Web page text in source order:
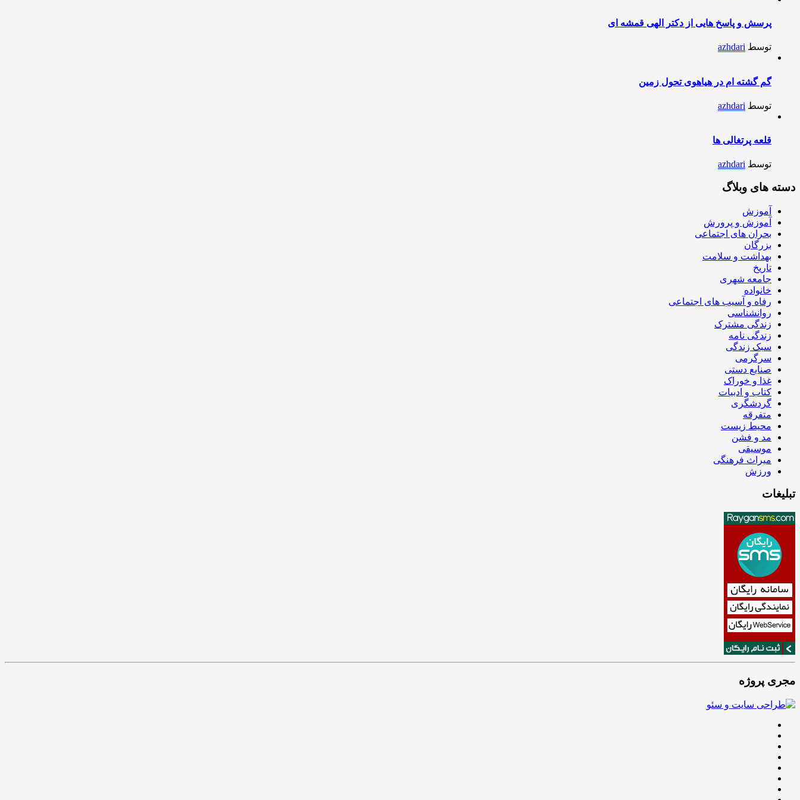
پرسش و پاسخ هایی از دکتر الهی قمشه ای
توسط azhdari
گم گشته ام در هیاهوی تحول زمین
توسط azhdari
قلعه پرتغالی ها
توسط azhdari
دسته های وبلاگ
آموزش
آموزش و پرورش
بحران های اجتماعی
بزرگان
بهداشت و سلامت
تاریخ
جامعه شهری
خانواده
رفاه و آسیب های اجتماعی
روانشناسی
زندگی مشترک
زندگی نامه
سبک زندگی
سرگرمی
صنایع دستی
غذا و خوراک
کتاب و ادبیات
گردشگری
متفرقه
محیط زیست
مد و فشن
موسیقی
میراث فرهنگی
ورزش
تبلیغات
مجری پروژه